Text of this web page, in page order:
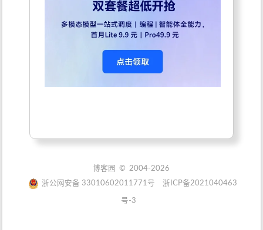
博客园 © 2004-2026
浙公网安备 33010602011771号 浙ICP备2021040463
号-3